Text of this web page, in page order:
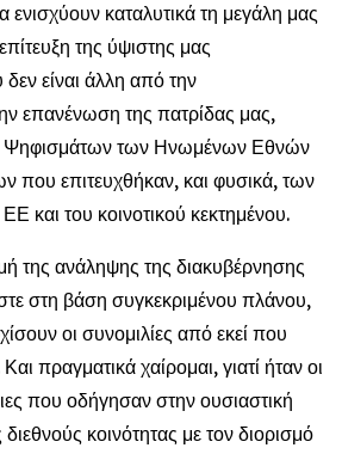
καταλυτικά τη μεγάλη μας
της ύψιστης μας
είναι άλλη από την
επανένωση της πατρίδας μας,
Ψηφισμάτων των Ηνωμένων Εθνών
που επιτευχθήκαν, και φυσικά, των
και του κοινοτικού κεκτημένου.
της ανάληψης της διακυβέρνησης
στη βάση συγκεκριμένου πλάνου,
οι συνομιλίες από εκεί που
πραγματικά χαίρομαι, γιατί ήταν οι
που οδήγησαν στην ουσιαστική
κοινότητας με τον διορισμό